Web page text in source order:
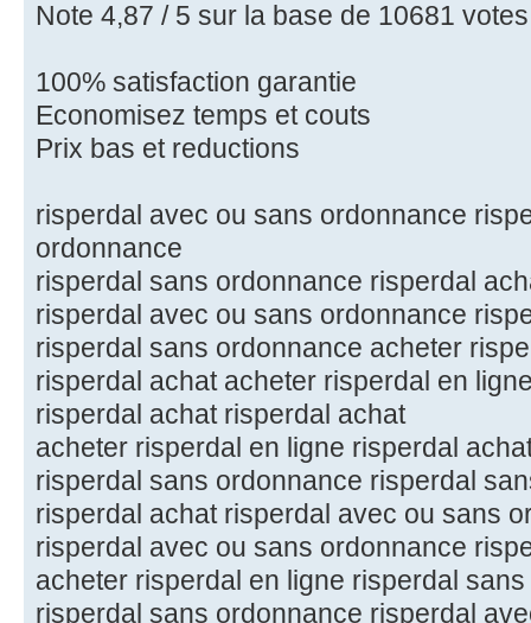
Note 4,87 / 5 sur la base de 10681
100% satisfaction garantie
Economisez temps et couts
Prix bas et reductions
risperdal avec ou sans ordonnance
ordonnance
risperdal sans ordonnance risperdal
risperdal avec ou sans ordonnance
risperdal sans ordonnance acheter
risperdal achat acheter risperdal en
risperdal achat risperdal achat
acheter risperdal en ligne risperdal
risperdal sans ordonnance risperdal
risperdal achat risperdal avec ou sans
risperdal avec ou sans ordonnance
acheter risperdal en ligne risperdal
risperdal sans ordonnance risperdal